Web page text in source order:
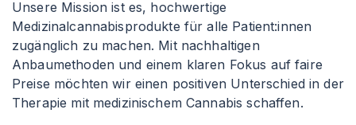
Unsere Mission ist es, hochwertige
Medizinalcannabisprodukte für alle Patient:innen
zugänglich zu machen. Mit nachhaltigen
Anbaumethoden und einem klaren Fokus auf faire
Preise möchten wir einen positiven Unterschied in der
Therapie mit medizinischem Cannabis schaffen.